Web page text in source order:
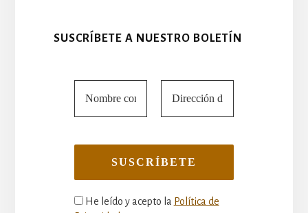
SUSCRÍBETE A NUESTRO BOLETÍN
He leído y acepto la Política de